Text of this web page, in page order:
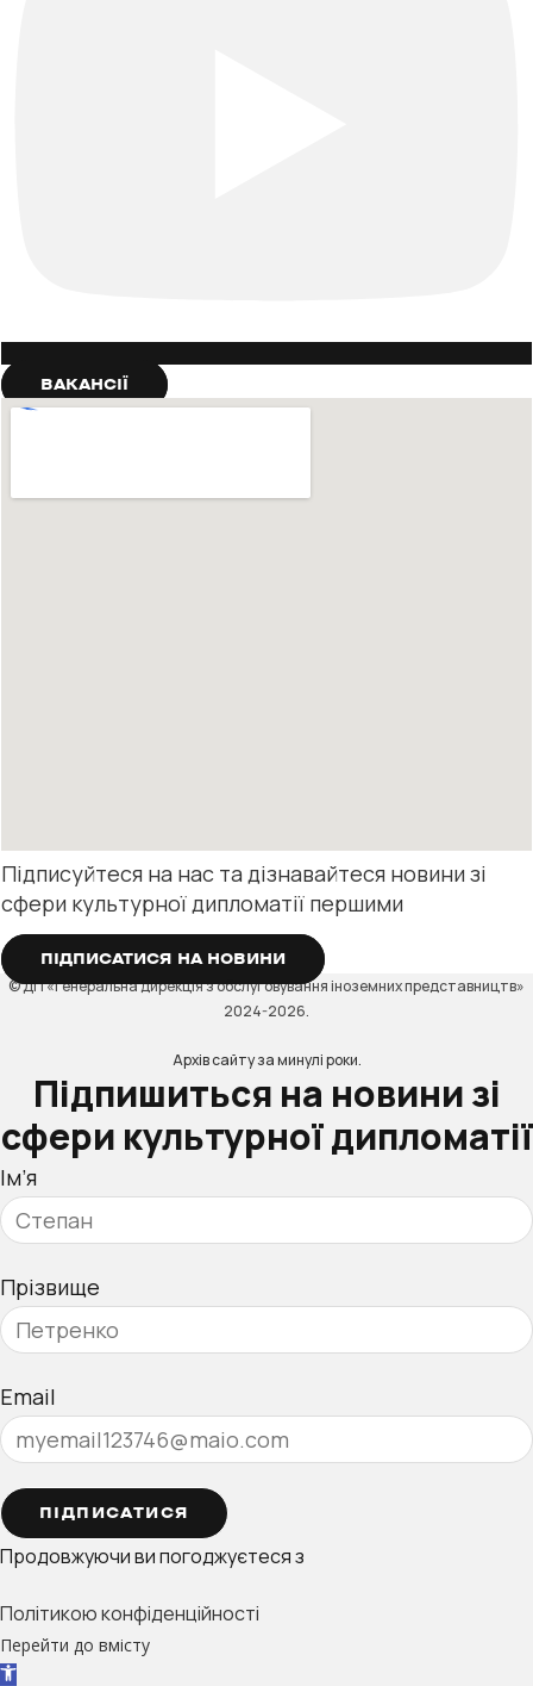
ВАКАНСІЇ
Підписуйтеся на нас та дізнавайтеся новини зі
сфери культурної дипломатії першими
ПІДПИСАТИСЯ НА НОВИНИ
© ДП «Генеральна дирекція з обслуговування іноземних представництв»
2024-2026.
Архів сайту за минулі роки.
Підпишиться на новини зі
сфери культурної дипломатії
Ім’я
Прізвище
Email
ПІДПИСАТИСЯ
Продовжуючи ви погоджуєтеся з
Політикою конфіденційності
Перейти до вмісту
Відкрити Панель інструментів